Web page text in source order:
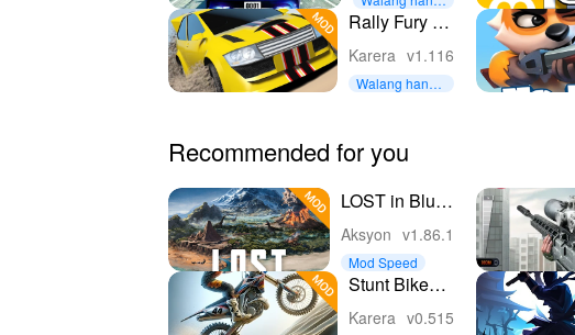
ganan pera
Rally Fury -
Extreme
Racing
Karera v1.116
Walang hangg
Recommended for you
LOST in Blue
2: Fate's
Island
Aksyon v1.86.1
Mod Speed
Stunt Bike
Extreme
Karera v0.515